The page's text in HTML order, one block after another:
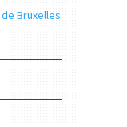
Bruxelles